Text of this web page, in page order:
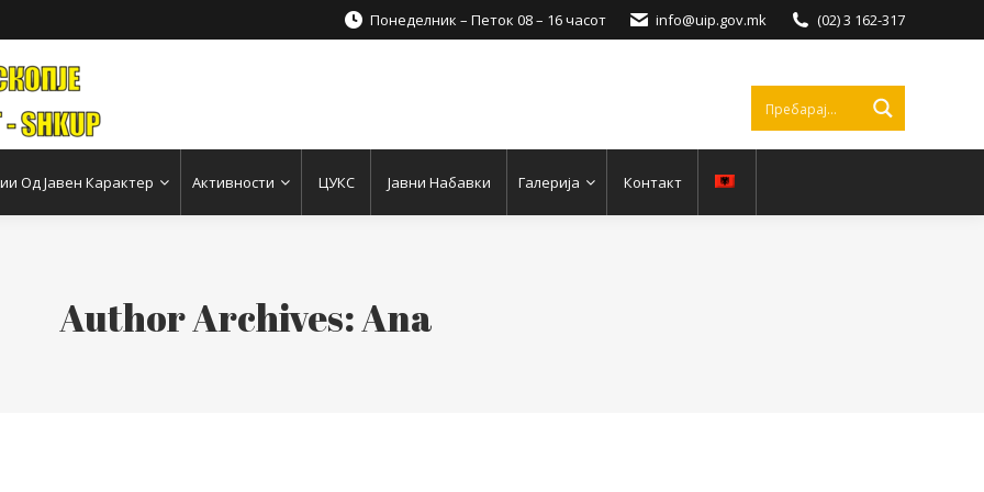
Понеделник – Петок 08 – 16 часот info@uip.gov.mk (02) 3 162-317
Од Јавен Карактер Активности ЦУКС Јавни Набавки Галерија Контакт
Author Archives:Ana